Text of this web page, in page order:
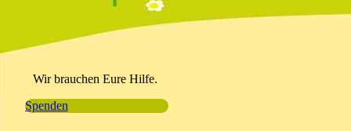
Wir brauchen Eure Hilfe.
Spenden